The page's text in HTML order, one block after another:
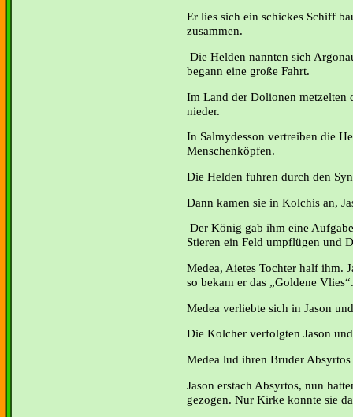
Er lies sich ein schickes Schiff
zusammen.
Die Helden nannten sich
begann eine große Fahrt.
Im Land der Dolionen metzelten
nieder.
In Salmydesson vertreiben die
Menschenköpfen.
Die Helden fuhren durch den
Dann kamen sie in Kolchis an,
Der König gab ihm eine
Stieren ein Feld umpflügen und
Medea, Aietes Tochter half ihm.
so bekam er das „Goldene Vlies“.
Medea verliebte sich in Jason
Die Kolcher verfolgten Jason
Medea lud ihren Bruder
Jason erstach Absyrtos, nun
gezogen. Nur Kirke konnte sie